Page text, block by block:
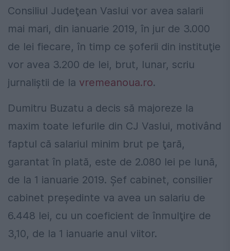
Consiliul Judeţean Vaslui vor avea salarii
mai mari, din ianuarie 2019, în jur de 3.000
de lei fiecare, în timp ce şoferii din instituţie
vor avea 3.200 de lei, brut, lunar, scriu
jurnaliştii de la vremeanoua.ro.
Dumitru Buzatu a decis să majoreze la
maxim toate lefurile din CJ Vaslui, motivând
faptul că salariul minim brut pe ţară,
garantat în plată, este de 2.080 lei pe lună,
de la 1 ianuarie 2019. Şef cabinet, consilier
cabinet preşedinte va avea un salariu de
6.448 lei, cu un coeficient de înmulţire de
3,10, de la 1 ianuarie anul viitor.